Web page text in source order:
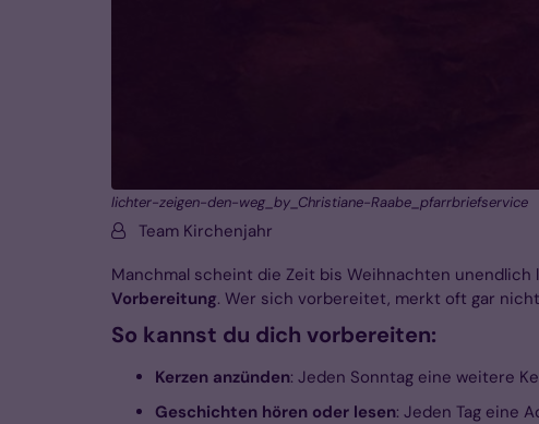
lichter-zeigen-den-weg_by_Christiane-Raabe_pfarrbriefservice
Von:Team Kirchenjahr
Manchmal scheint die Zeit bis Weihnachten
Vorbereitung. Wer sich vorbereitet, merkt oft gar
So kannst du dich vorbereiten:
Kerzen anzünden: Jeden Sonntag eine weitere
Geschichten hören oder lesen: Jeden Tag eine